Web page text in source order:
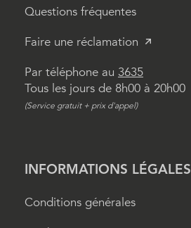
Questions fréquentes
Faire une réclamation
Par téléphone au 3635
Tous les jours de 8h00 à 20h00
(Service gratuit + prix d'appel)
INFORMATIONS LÉGALES
Conditions générales